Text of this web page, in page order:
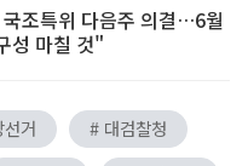
조특위 다음주 의결…6월
성 마칠 것"
거
# 대검찰청